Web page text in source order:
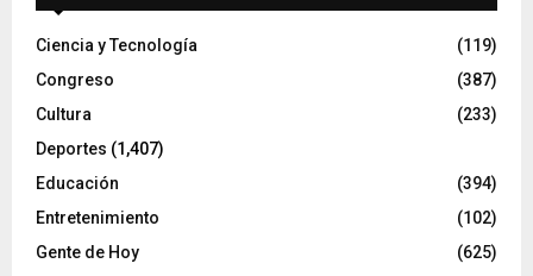
Ciencia y Tecnología
(119)
Congreso
(387)
Cultura
(233)
Deportes (1,407)
Educación
(394)
Entretenimiento
(102)
Gente de Hoy
(625)